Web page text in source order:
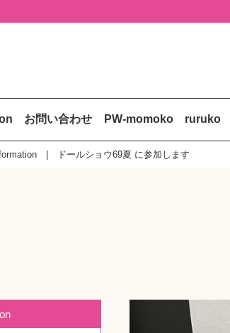
お問い合わせ PW-momoko ruruko
ドールショウ69夏 に参加します